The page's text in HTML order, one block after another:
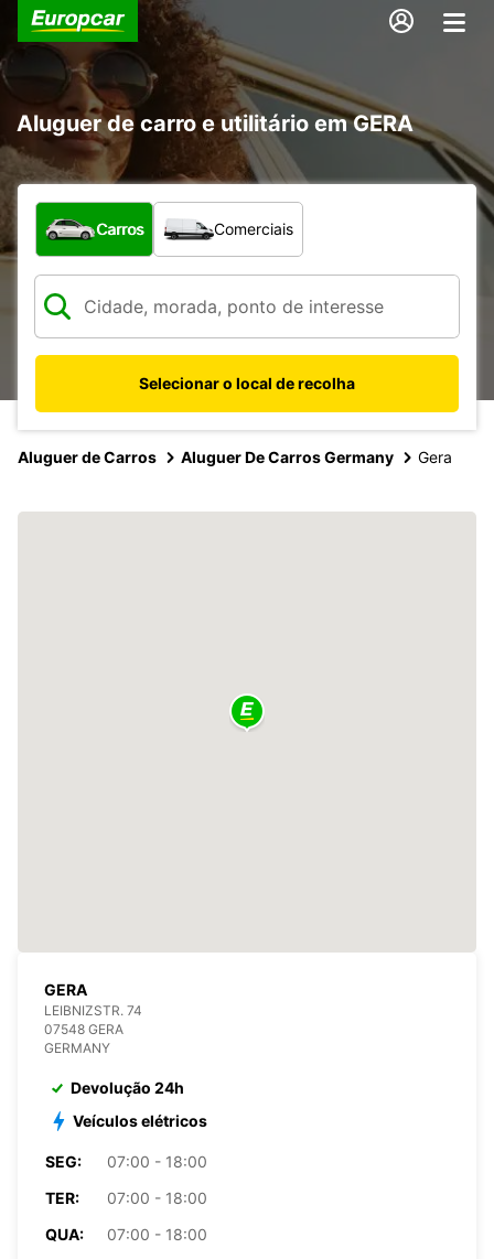
Aluguer de carro e utilitário em GERA
Que tipo de veículo pretende?
Carros Comerciais
Selecionar o local de recolha
Aluguer de Carros Aluguer De Carros Germany Gera
GERA
LEIBNIZSTR. 74
07548 GERA
GERMANY
Devolução 24h
Veículos elétricos
SEG:
07:00 - 18:00
TER:
07:00 - 18:00
QUA:
07:00 - 18:00